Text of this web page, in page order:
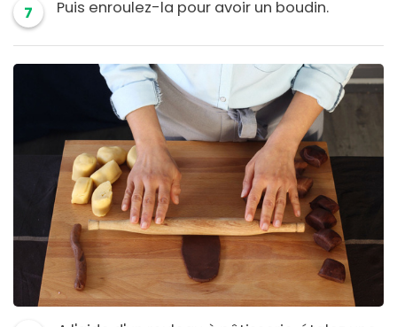
7 Puis enroulez-la pour avoir un boudin.